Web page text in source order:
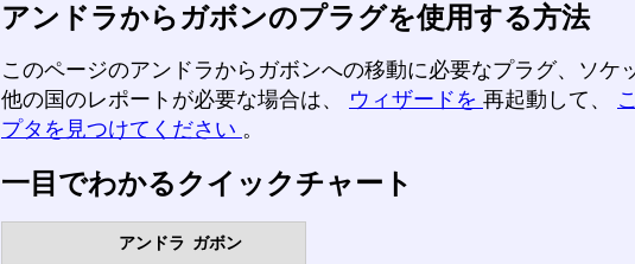
アンドラからガボンのプラグを使用する方法
このページのアンドラからガボンへの移動に必要なプラグ、ソケ
他の国のレポートが必要な場合は、 ウィザードを 再起動して、
プタを見つけてください 。
一目でわかるクイックチャート
アンドラ ガボン